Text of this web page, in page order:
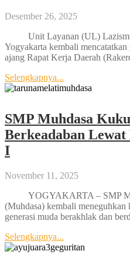
Desember 26, 2025
Unit Layanan (UL)
Yogyakarta kembali
ajang Rapat Kerja Daerah
Selengkapnya...
SMP Muhdasa
Berkeadaban
I
November 11, 2025
YOGYAKARTA – SMP
(Muhdasa) kembali
generasi muda berakhlak dan
Selengkapnya...